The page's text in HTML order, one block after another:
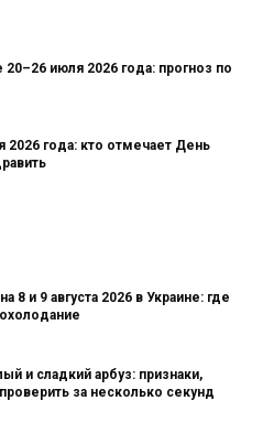
20–26 июля 2026 года: прогноз по
года: кто отмечает День
8 и 9 августа 2026 в Украине: где
и сладкий арбуз: признаки,
за несколько секунд